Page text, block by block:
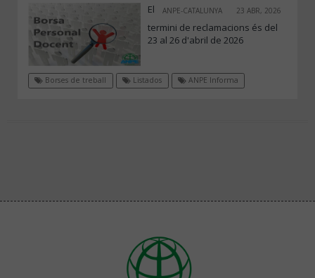
ANPE-CATALUNYA 23 ABR, 2026
El
termini de reclamacions és del
23 al 26 d'abril de 2026
Borses de treball Listados ANPE Informa